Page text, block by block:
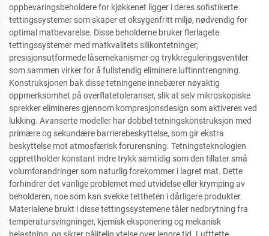
oppbevaringsbeholdere for kjøkkenet ligger i deres sofistikerte
tettingssystemer som skaper et oksygenfritt miljø, nødvendig for
optimal matbevarelse. Disse beholderne bruker flerlagete
tettingssystemer med matkvalitets silikontetninger,
presisjonsutformede låsemekanismer og trykkreguleringsventiler
som sammen virker for å fullstendig eliminere luftinntrengning.
Konstruksjonen bak disse tetningene innebærer nøyaktig
oppmerksomhet på overflatetoleranser, slik at selv mikroskopiske
sprekker elimineres gjennom kompresjonsdesign som aktiveres ved
lukking. Avanserte modeller har dobbel tetningskonstruksjon med
primære og sekundære barrierebeskyttelse, som gir ekstra
beskyttelse mot atmosfærisk forurensning. Tetningsteknologien
opprettholder konstant indre trykk samtidig som den tillater små
volumforandringer som naturlig forekommer i lagret mat. Dette
forhindrer det vanlige problemet med utvidelse eller krymping av
beholderen, noe som kan svekke tettheten i dårligere produkter.
Materialene brukt i disse tettingssystemene tåler nedbrytning fra
temperatursvingninger, kjemisk eksponering og mekanisk
belastning, og sikrer pålitelig ytelse over lengre tid. Lufttette